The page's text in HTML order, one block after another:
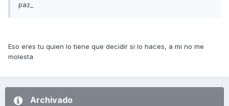
paz_
Eso eres tu quien lo tiene que decidir si lo haces, a mi no me
molesta
Archivado